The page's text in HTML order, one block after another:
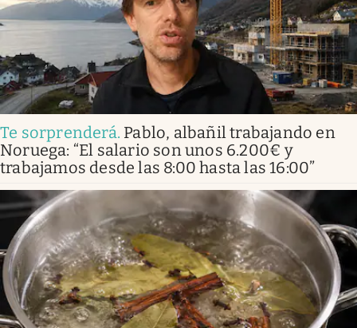
Te sorprenderá. Pablo, albañil trabajando en
Noruega: “El salario son unos 6.200€ y
trabajamos desde las 8:00 hasta las 16:00”